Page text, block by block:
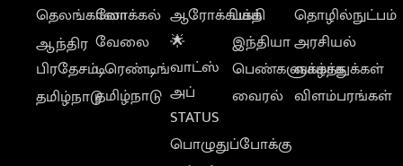
தெலங்கானா
ஆந்திர
பிரதேசம்
தமிழ்நாடு
லோக்கல்
வேலை
டிரெண்டிங்
தமிழ்நாடு
ஆரோக்கியம்
🌟
வாட்ஸ்
அப்
STATUS
பொழுதுப்போக்கு
பக்தி
இந்தியா
பெண்களுக்காக
வைரல்
தொழில்நுட்பம்
அரசியல்
வாழ்த்துக்கள்
விளம்பரங்கள்